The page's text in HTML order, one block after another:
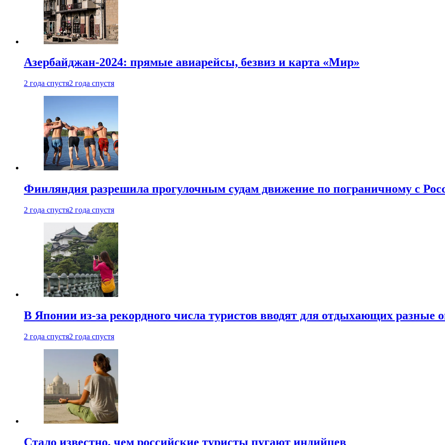
Азербайджан-2024: прямые авиарейсы, безвиз и карта «Мир»
2 года спустя2 года спустя
Финляндия разрешила прогулочным судам движение по пограничному с
2 года спустя2 года спустя
В Японии из-за рекордного числа туристов вводят для отдыхающих разные
2 года спустя2 года спустя
Стало известно, чем российские туристы пугают индийцев